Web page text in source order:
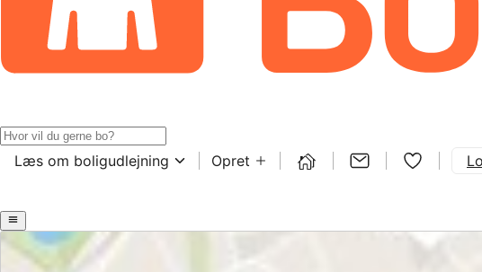
Læs om boligudlejning Opret